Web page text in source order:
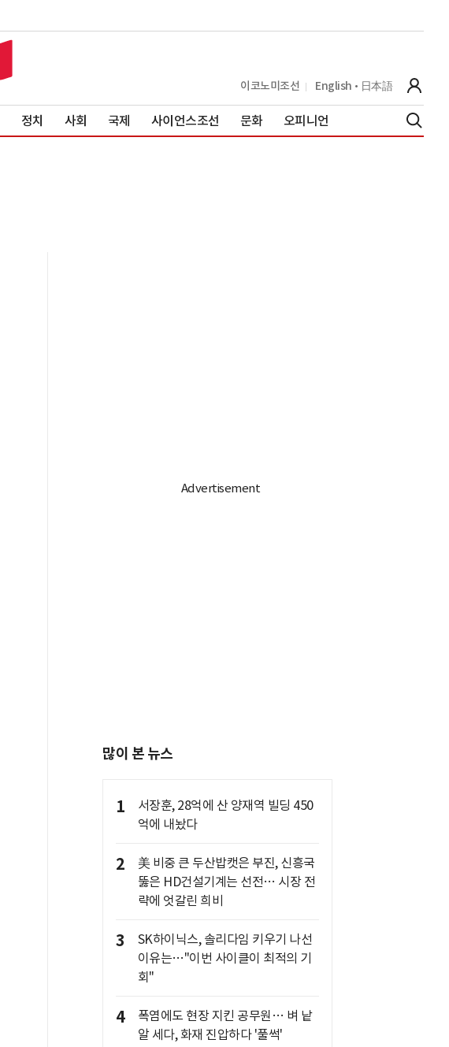
이코노미조선 English 日本語
정치 사회 국제 사이언스조선 문화 오피니언
많이 본 뉴스
1
서장훈, 28억에 산 양재역 빌딩 450
억에 내놨다
2
美 비중 큰 두산밥캣은 부진, 신흥국
뚫은 HD건설기계는 선전… 시장 전
략에 엇갈린 희비
3
SK하이닉스, 솔리다임 키우기 나선
이유는…"이번 사이클이 최적의 기
회"
4
폭염에도 현장 지킨 공무원… 벼 낱
알 세다, 화재 진압하다 '풀썩'